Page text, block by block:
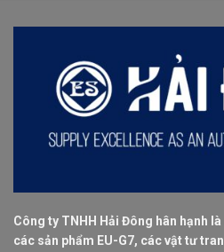
Công ty TNHH Hải Đông hân hạnh
các sản phẩm EU-G7, các vật tư